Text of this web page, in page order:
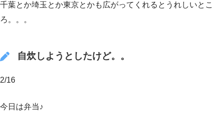
千葉とか埼玉とか東京とかも広がってくれるとうれしいとこ
ろ。。。
自炊しようとしたけど。。
2/16
今日は弁当♪